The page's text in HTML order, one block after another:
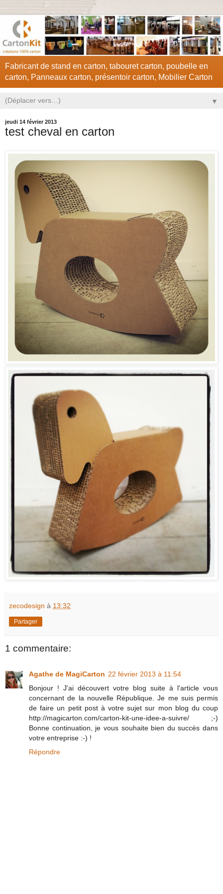
Fabricant de stand en carton, tabouret carton, poubelle en
carton, Panneaux carton, présentoir carton, Mobilier Carton
▼
jeudi 14 février 2013
test cheval en carton
zecodesign à 13:32
Partager
1 commentaire:
Agathe de MagiCarton 22 février 2013 à 11:54
Bonjour ! J'ai découvert votre blog suite à l'article vous
concernant de la nouvelle République. Je me suis permis
de faire un petit post à votre sujet sur mon blog du coup
http://magicarton.com/carton-kit-une-idee-a-suivre/ ;-)
Bonne continuation, je vous souhaite bien du succès dans
votre entreprise :-) !
Répondre